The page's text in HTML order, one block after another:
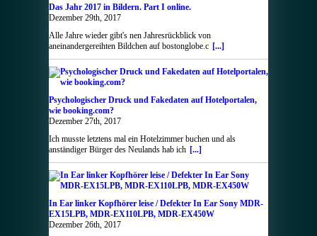
Das Jahr 2017 in Bildern. Part I online.
Dezember 29th, 2017
Alle Jahre wieder gibt's nen Jahresrückblick von
aneinandergereihten Bildchen auf bostonglobe.c [...]
Psychologischer Druck und Fakedaten auf Hotelportalen,
wie booking.com?
Dezember 27th, 2017
Ich musste letztens mal ein Hotelzimmer buchen und als
anständiger Bürger des Neulands hab ich [...]
In Ear linker Kopfhörer leise / Defekter In Ear Sony MDR-
EX15LPB, MDR-EX110LPB, MDR-EX450W
Dezember 26th, 2017